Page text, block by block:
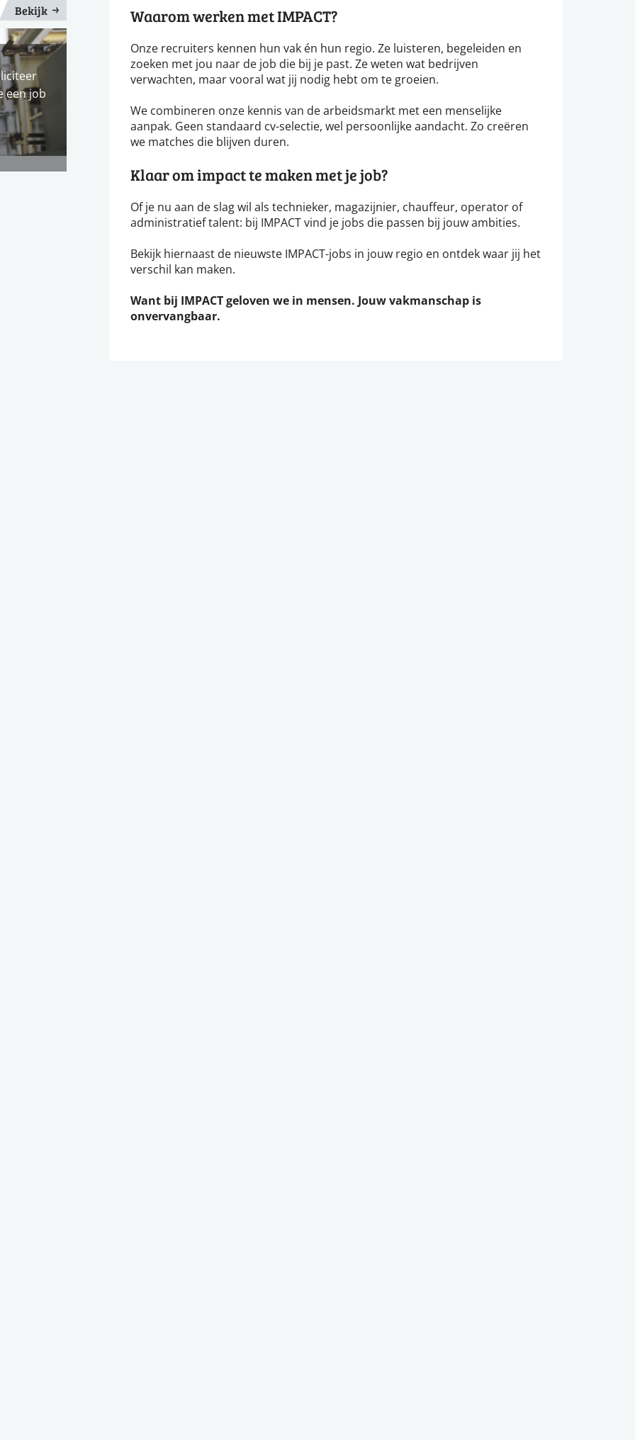
Bekijk
een job
Waarom werken met IMPACT?
Onze recruiters kennen hun vak én hun regio. Ze luisteren, begeleiden en
zoeken met jou naar de job die bij je past. Ze weten wat bedrijven
verwachten, maar vooral wat jij nodig hebt om te groeien.
We combineren onze kennis van de arbeidsmarkt met een menselijke
aanpak. Geen standaard cv-selectie, wel persoonlijke aandacht. Zo creëren
we matches die blijven duren.
Klaar om impact te maken met je job?
Of je nu aan de slag wil als technieker, magazijnier, chauffeur, operator of
administratief talent: bij IMPACT vind je jobs die passen bij jouw ambities.
Bekijk hiernaast de nieuwste IMPACT-jobs in jouw regio en ontdek waar jij het
verschil kan maken.
Want bij IMPACT geloven we in mensen. Jouw vakmanschap is
onvervangbaar.